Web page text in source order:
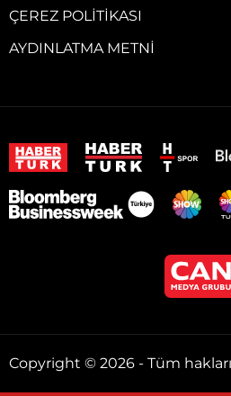
ÇEREZ POLITIKASI
AYDINLATMA METNI
Copyright © 2026 - Tüm hakları